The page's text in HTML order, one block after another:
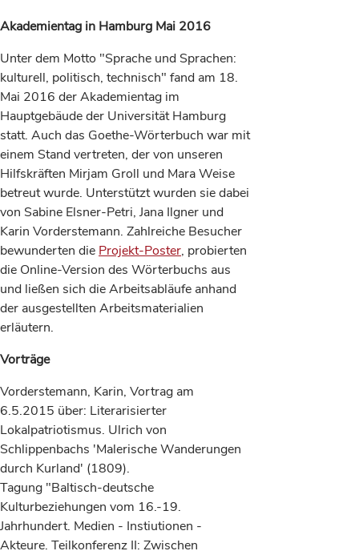
Akademientag in Hamburg Mai 2016
Unter dem Motto "Sprache und Sprachen:
kulturell, politisch, technisch" fand am 18.
Mai 2016 der Akademientag im
Hauptgebäude der Universität Hamburg
statt. Auch das Goethe-Wörterbuch war mit
einem Stand vertreten, der von unseren
Hilfskräften Mirjam Groll und Mara Weise
betreut wurde. Unterstützt wurden sie dabei
von Sabine Elsner-Petri, Jana Ilgner und
Karin Vorderstemann. Zahlreiche Besucher
bewunderten die Projekt-Poster, probierten
die Online-Version des Wörterbuchs aus
und ließen sich die Arbeitsabläufe anhand
der ausgestellten Arbeitsmaterialien
erläutern.
Vorträge
Vorderstemann, Karin, Vortrag am
6.5.2015 über: Literarisierter
Lokalpatriotismus. Ulrich von
Schlippenbachs 'Malerische Wanderungen
durch Kurland' (1809).
Tagung "Baltisch-deutsche
Kulturbeziehungen vom 16.-19.
Jahrhundert. Medien - Instiutionen -
Akteure. Teilkonferenz II: Zwischen